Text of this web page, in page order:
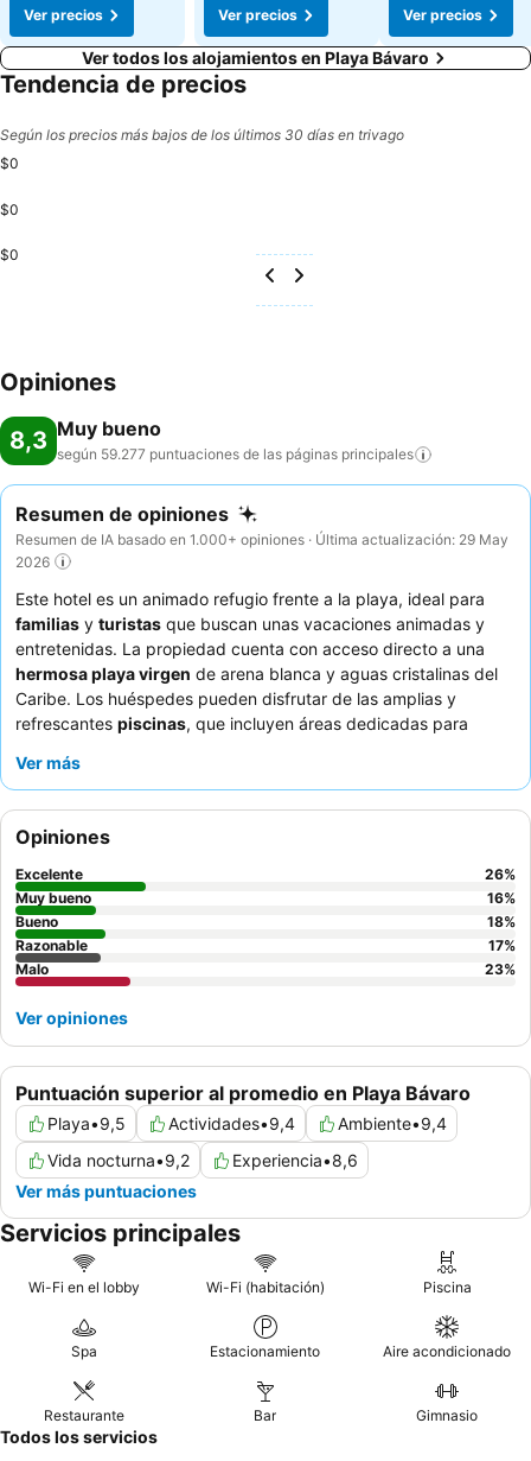
Ver precios
Ver precios
Ver precios
Ver todos los alojamientos en Playa Bávaro
Tendencia de precios
Según los precios más bajos de los últimos 30 días en trivago
$0
$0
$0
Opiniones
8,3 Muy bueno
según 59.277 puntuaciones de las páginas principales
Resumen de opiniones
Resumen de IA basado en 1.000+ opiniones · Última actualización: 29 May
2026
Este hotel es un animado refugio frente a la playa, ideal para
familias y turistas que buscan unas vacaciones animadas y
entretenidas. La propiedad cuenta con acceso directo a una
hermosa playa virgen de arena blanca y aguas cristalinas del
Caribe. Los huéspedes pueden disfrutar de las amplias y
refrescantes piscinas, que incluyen áreas dedicadas para
fiesta de la espuma y los atractivos espectáculos nocturnos. El
recibe constantemente elogios por su dedicación y su
capacidad para crear un ambiente acogedor, complementado
con cócteles y bebidas de buena calidad en los bares. Para una
experiencia verdaderamente superior, considere cenar en los
restaurantes de especialidades
menús diversos.
Ver más
Puntuación superior al promedio en Playa Bávaro
Playa•9,5 Actividades•9,4 Ambiente•9,4
Vida nocturna•9,2 Experiencia•8,6
Ver más puntuaciones
Opiniones
Excelente 26%
Muy bueno
16%
Bueno
18%
Razonable
17%
Malo
23%
Ver opiniones
Servicios principales
Wi-Fi en el lobby Wi-Fi (habitación) Piscina
Spa Estacionamiento Aire acondicionado
Restaurante Bar Gimnasio
Todos los servicios